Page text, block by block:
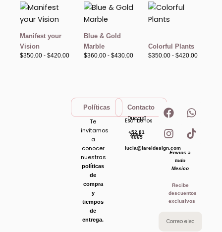
Manifest your
Vision
$350.00 - $420.00
Rango
precios:
$350.00
$420.00
Blue & Gold
Marble
$360.00 - $430.00
Rango
precios:
$430.00Colorful Plants
$350.00 - $420.00
Políticas
Te
invitamos
a
conocer
nuestras
políticas
de
compra
y
tiempos
de
entrega.
Contacto
Dudas?
Escribenos
+52 81
3090-
4065
lucia@lareldesign.com
F
a
c
e
b
o
o
k
W
h
a
t
I
n
s
t
a
g
r
a
m
T
i
k
t
Envios a
todo
Mexico
Recibe
descuentos
exclusivos